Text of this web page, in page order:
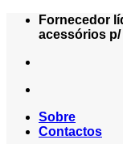
Skip
Fornecedor
acessórios
Sobre
Contactos